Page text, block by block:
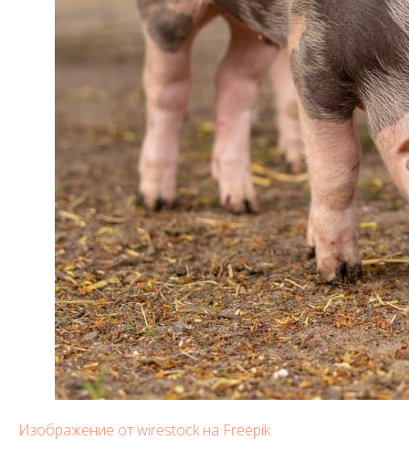
Изображение от wirestock на Freepik